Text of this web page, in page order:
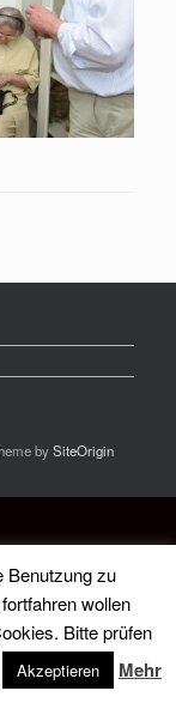
bySiteOrigin
Benutzung zu
wollen
Bitte prüfen
Akzeptieren Mehr